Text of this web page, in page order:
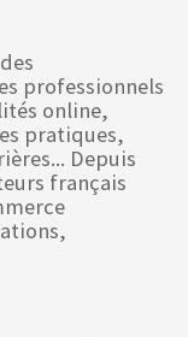
professionnels
online,
pratiques,
Depuis
français